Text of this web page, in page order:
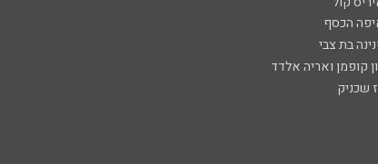
הכסף
בת צבי
קופמן ואריה אלדד
שכניק